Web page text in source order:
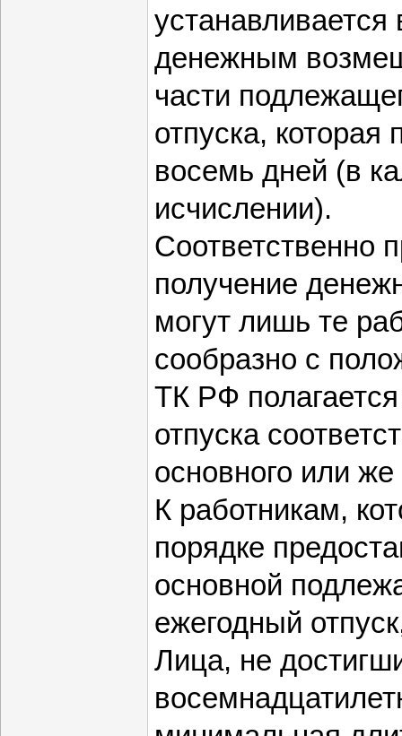
денежным
части
отпуска,
восемь дней (в
исчислении).
Соответственно
получение
могут лишь те
сообразно с
ТК РФ
отпуска
основного или
К работникам,
порядке
основной
ежегодный
Лица, не